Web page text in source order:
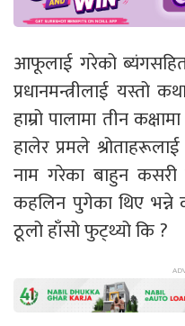
आफूलाई गरेको
प्रधानमन्त्रीलाई यस्तो
हाम्रो पालामा तीन
हालेर प्रमले
नाम गरेका बाहुन कसरी
कहलिन पुगेका थिए
ठूलो हाँसो फुट्थ्यो कि ?